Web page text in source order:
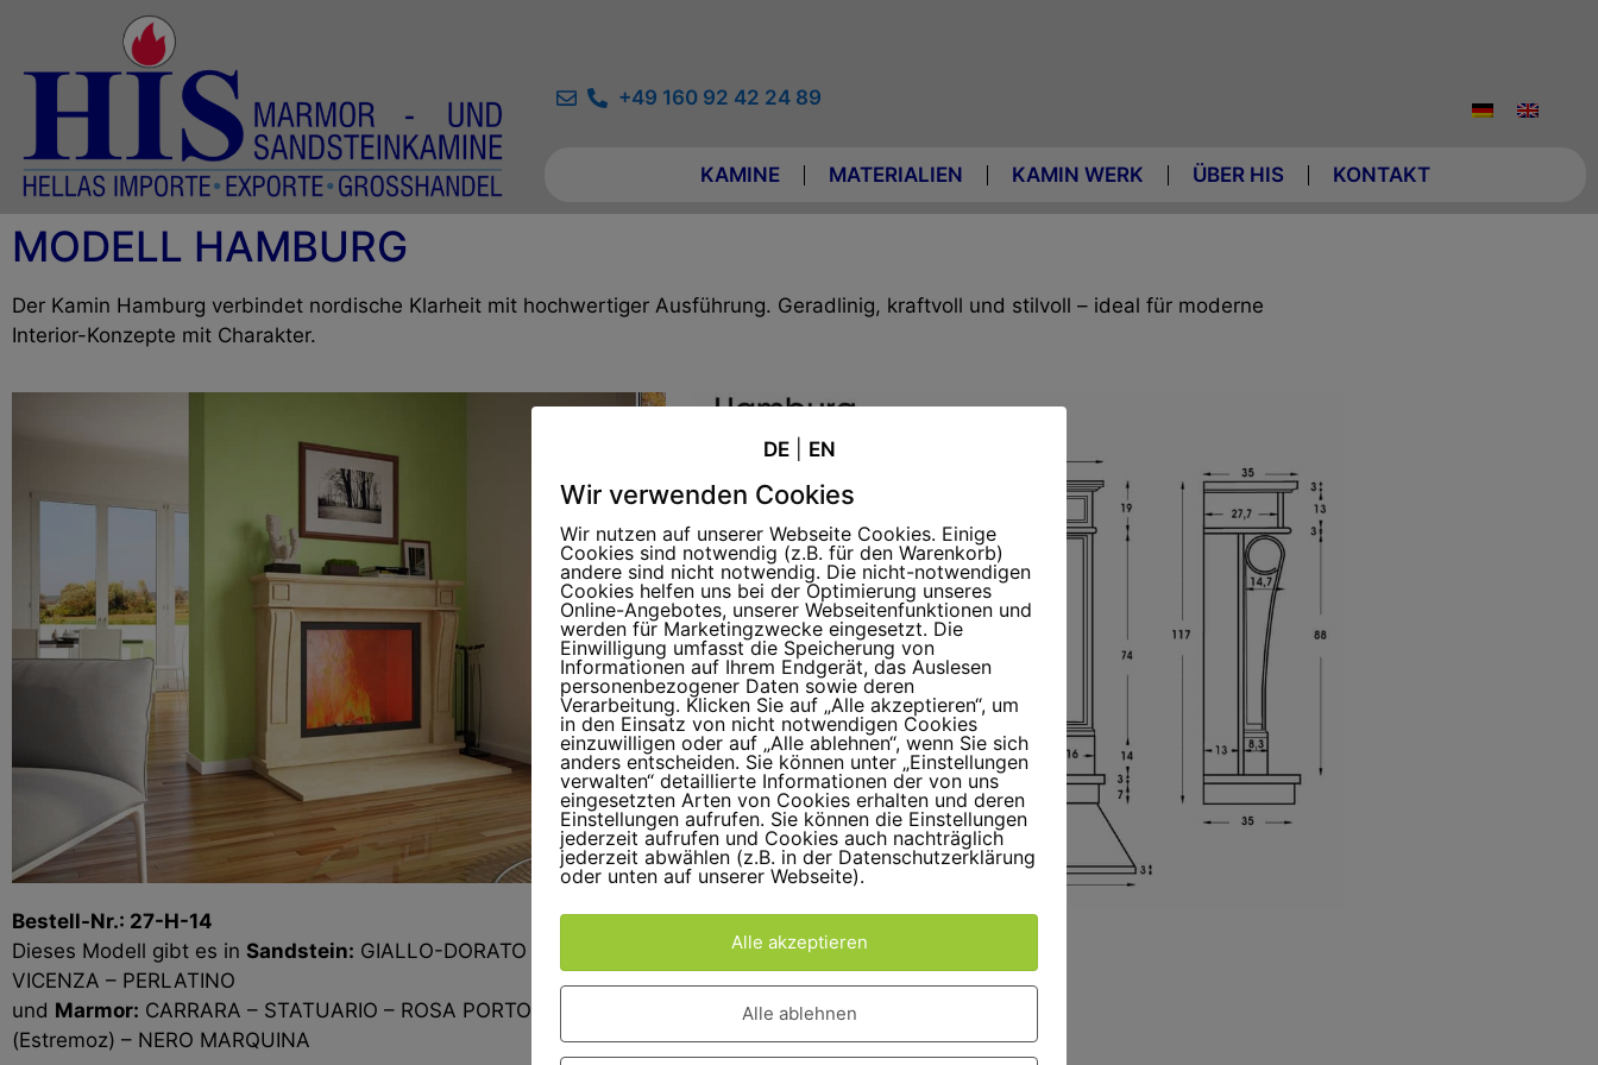
+49 160 92 42 24 89
KAMINE MATERIALIEN KAMIN WERK ÜBER HIS KONTAKT
MODELL HAMBURG
Der Kamin Hamburg verbindet nordische Klarheit mit hochwertiger Ausführung. Geradlinig, kraftvoll und stilvoll – ideal für moderne
Interior-Konzepte mit Charakter.
Bestell-Nr.: 27-H-14
Dieses Modell gibt es in Sandstein: GIALLO-DORATO – PIETRA DI
VICENZA – PERLATINO
und Marmor: CARRARA – STATUARIO – ROSA PORTOGALLO
(Estremoz) – NERO MARQUINA
DE| EN
Wir verwenden Cookies
Wir nutzen auf unserer Webseite Cookies. Einige
Cookies sind notwendig (z.B. für den Warenkorb)
andere sind nicht notwendig. Die nicht-notwendigen
Cookies helfen uns bei der Optimierung unseres
Online-Angebotes, unserer Webseitenfunktionen und
werden für Marketingzwecke eingesetzt. Die
Einwilligung umfasst die Speicherung von
Informationen auf Ihrem Endgerät, das Auslesen
personenbezogener Daten sowie deren
Verarbeitung. Klicken Sie auf „Alle akzeptieren“, um
in den Einsatz von nicht notwendigen Cookies
einzuwilligen oder auf „Alle ablehnen“, wenn Sie sich
anders entscheiden. Sie können unter „Einstellungen
verwalten“ detaillierte Informationen der von uns
eingesetzten Arten von Cookies erhalten und deren
Einstellungen aufrufen. Sie können die Einstellungen
jederzeit aufrufen und Cookies auch nachträglich
jederzeit abwählen (z.B. in der Datenschutzerklärung
oder unten auf unserer Webseite).
Alle akzeptieren
Alle ablehnen